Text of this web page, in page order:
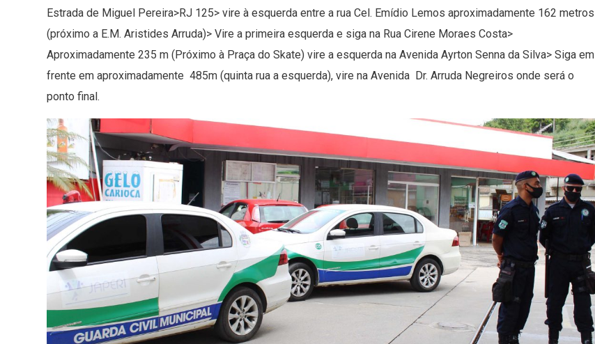
Estrada de Miguel Pereira>RJ 125> vire à esquerda entre a rua Cel. Emídio Lemos aproximadamente 162 metros
(próximo a E.M. Aristides Arruda)> Vire a primeira esquerda e siga na Rua Cirene Moraes Costa>
Aproximadamente 235 m (Próximo à Praça do Skate) vire a esquerda na Avenida Ayrton Senna da Silva> Siga em
frente em aproximadamente 485m (quinta rua a esquerda), vire na Avenida Dr. Arruda Negreiros onde será o
ponto final.